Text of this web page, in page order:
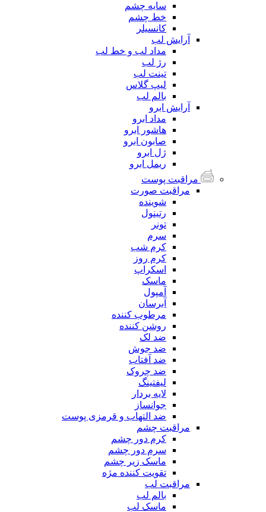
سایه چشم
خط چشم
کانسیلر
آرایش لب
مداد لب و خط لب
رژ لب
تینت لب
لیپ گلاس
بالم لب
آرایش ابرو
مداد ابرو
هاشور ابرو
صابون ابرو
ژل ابرو
ریمل ابرو
مراقبت پوست
مراقبت صورت
شوینده
رتینول
تونر
سرم
کرم شب
کرم روز
اسکراپ
ماسک
آمپول
آبرسان
مرطوب کننده
روشن کننده
ضد لک
ضد جوش
ضد آفتاب
ضد چروک
لیفتینگ
لایه بردار
جوانساز
ضد التهاب و قرمزی پوست
مراقبت چشم
کرم دور چشم
سرم دور چشم
ماسک زیر چشم
تقویت کننده مژه
مراقبت لب
بالم لب
ماسک لب